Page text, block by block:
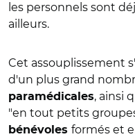
les personnels sont
ailleurs.
Cet assouplissement
d'un plus grand
paramédicales, ainsi
"en tout petits
bénévoles formés et